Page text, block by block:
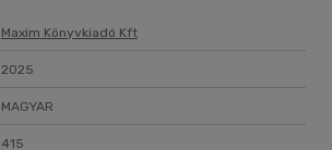
Maxim Könyvkiadó Kft
2025
MAGYAR
415